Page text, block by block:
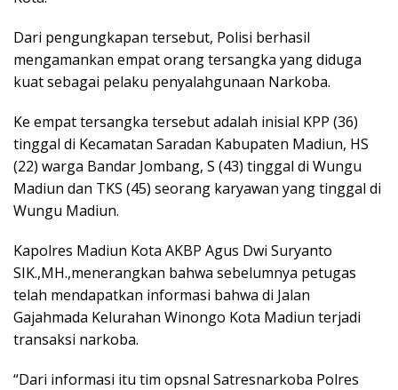
Dari pengungkapan tersebut, Polisi berhasil
mengamankan empat orang tersangka yang diduga
kuat sebagai pelaku penyalahgunaan Narkoba.
Ke empat tersangka tersebut adalah inisial KPP (36)
tinggal di Kecamatan Saradan Kabupaten Madiun, HS
(22) warga Bandar Jombang, S (43) tinggal di Wungu
Madiun dan TKS (45) seorang karyawan yang tinggal di
Wungu Madiun.
Kapolres Madiun Kota AKBP Agus Dwi Suryanto
SIK.,MH.,menerangkan bahwa sebelumnya petugas
telah mendapatkan informasi bahwa di Jalan
Gajahmada Kelurahan Winongo Kota Madiun terjadi
transaksi narkoba.
“Dari informasi itu tim opsnal Satresnarkoba Polres